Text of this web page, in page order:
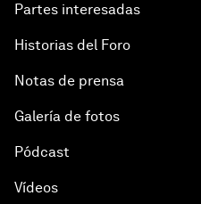
Partes interesadas
Historias del Foro
Notas de prensa
Galería de fotos
Pódcast
Vídeos